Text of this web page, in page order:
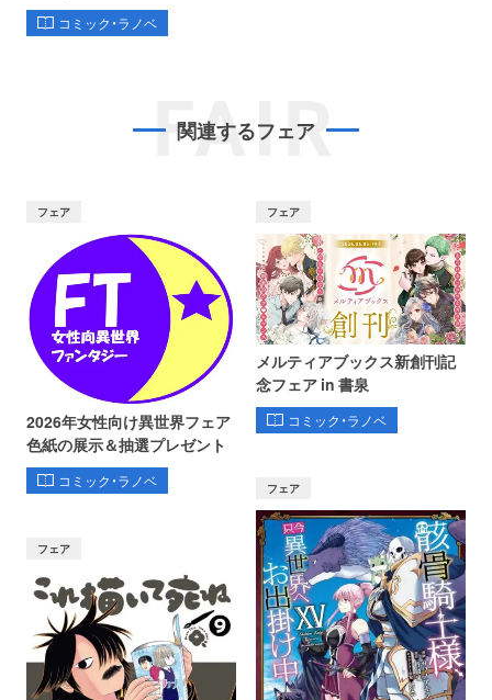
コミック・ラノベ
FAIR
関連するフェア
フェア
2026年女性向け異世界フェア
色紙の展示＆抽選プレゼント
コミック・ラノベ
フェア
メルティアブックス新創刊記
念フェア in 書泉
コミック・ラノベ
フェア
フェア